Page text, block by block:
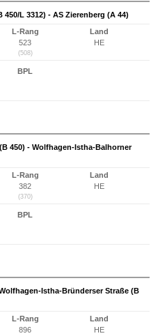
L 3312) - AS Zierenberg (A 44)
L-Rang
523
(508)
Land
HE
BPL
450) - Wolfhagen-Istha-Balhorner
L-Rang
382
(370)
Land
HE
BPL
Istha-Bründerser Straße (B
L-Rang
896
Land
HE